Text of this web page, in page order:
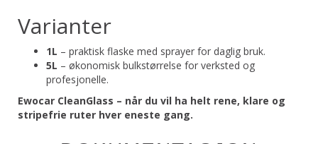
Varianter
1L – praktisk flaske med sprayer for daglig bruk.
5L – økonomisk bulkstørrelse for verksted og
profesjonelle.
Ewocar CleanGlass – når du vil ha helt rene, klare og
stripefrie ruter hver eneste gang.